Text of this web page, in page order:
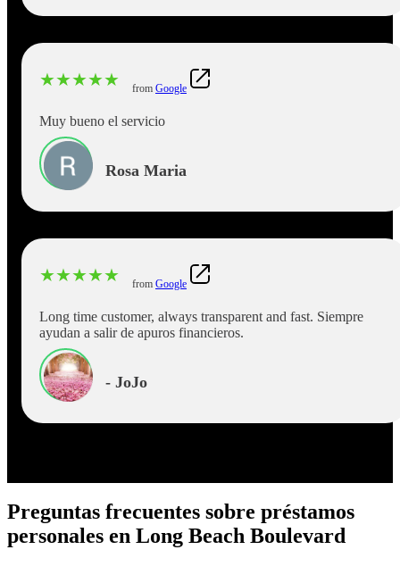
★★★★★ from Google
Muy bueno el servicio
Rosa Maria
★★★★★ from Google
Long time customer, always transparent and fast. Siempre
ayudan a salir de apuros financieros.
- JoJo
Preguntas frecuentes sobre préstamos
personales en Long Beach Boulevard